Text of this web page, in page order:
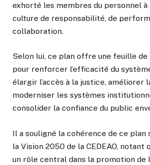
exhorté les membres du personnel à
culture de responsabilité, de
collaboration.
Selon lui, ce plan offre une feuille
pour renforcer l’efficacité du
élargir l’accès à la justice, améliorer
moderniser les systèmes
consolider la confiance du public
Il a souligné la cohérence de ce plan
la Vision 2050 de la CEDEAO, notant
un rôle central dans la promotion de